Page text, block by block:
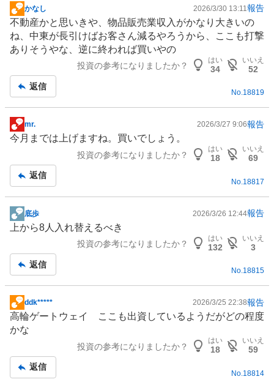
掲
示
板
記
かなし 2026/3/30 13:11 報告
不動産かと思いきや、物品販売業収入がかなり大きいの
ね、 中東が長引けばお客さん減るやろうから、ここも打撃
ありそうやな、逆に終われば買いやの
投資の参考になりましたか？
はい
34
いいえ
52
返信
No.18819
掲
示
事
mr. 2026/3/27 9:06報告
今月までは上げますね。買いでしょう。
投資の参考になりましたか？
はい
18
いいえ
69
返信
No. 18817
掲
示
事
底歩 2026/3/26 12:44報告
上から8人入れ替えるべき
投資の参考になりましたか？
はい
132
いいえ
3
返信
No.18815
掲
示
板
ddk***** 2026/3/25 22:38報告
高輪ゲートウェイ ここも出資しているようだがどの程度
かな
投資の参考になりましたか？
はい
18
いいえ
59
返信
No. 18814